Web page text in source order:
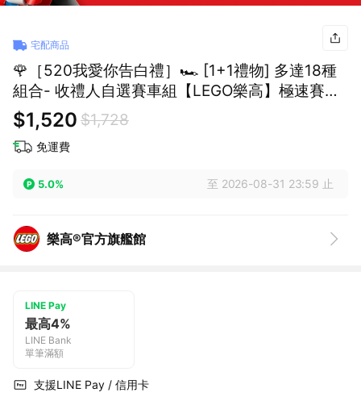
宅配商品
🌹［520我愛你告白禮］🏎️ [1+1禮物] 多達18種
組合- 收禮人自選賽車組【LEGO樂高】極速賽車
系列
$1,520 $1,728
免運費
5.0% 至 2026-08-31 23:59 止
樂高®官方旗艦館
LINE Pay
最高4%
LINE Bank
單筆滿額
支援LINE Pay / 信用卡